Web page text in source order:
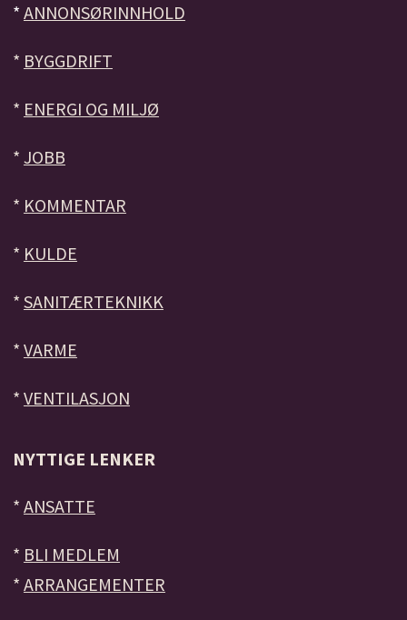
* ANNONSØRINNHOLD
* BYGGDRIFT
* ENERGI OG MILJØ
* JOBB
* KOMMENTAR
* KULDE
* SANITÆRTEKNIKK
* VARME
* VENTILASJON
NYTTIGE LENKER
* ANSATTE
* BLI MEDLEM
* ARRANGEMENTER